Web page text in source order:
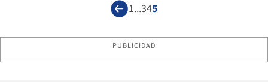
1...345
PUBLICIDAD